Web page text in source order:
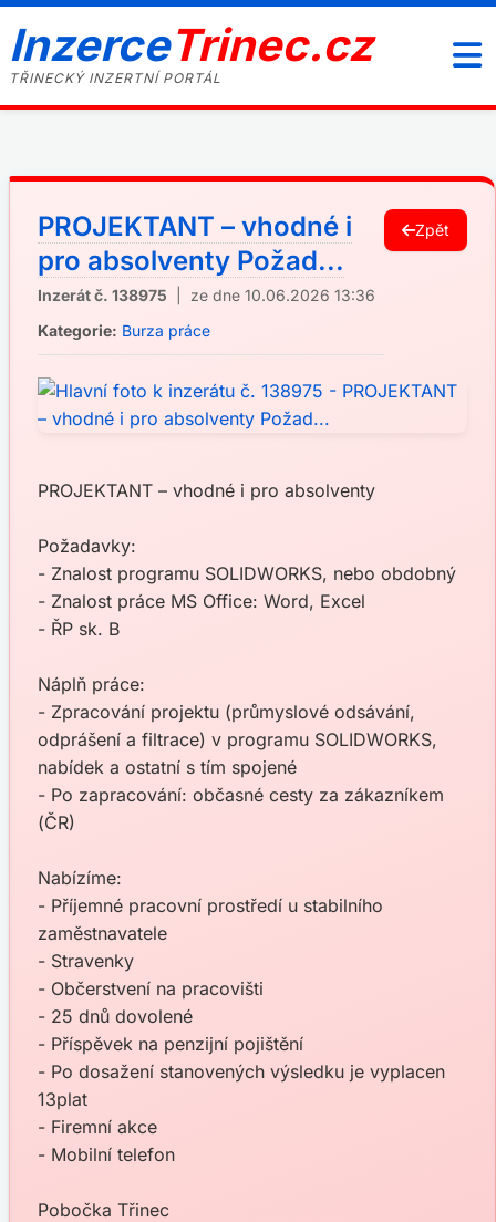
InzerceTrinec.cz
TŘINECKÝ INZERTNÍ PORTÁL
PROJEKTANT – vhodné i
pro absolventy Požad...
Inzerát č. 138975 | ze dne 10.06.2026 13:36
Kategorie: Burza práce
Zpět
PROJEKTANT – vhodné i pro absolventy
Požadavky:
- Znalost programu SOLIDWORKS, nebo obdobný
- Znalost práce MS Office: Word, Excel
- ŘP sk. B
Náplň práce:
- Zpracování projektu (průmyslové odsávání,
odprášení a filtrace) v programu SOLIDWORKS,
nabídek a ostatní s tím spojené
- Po zapracování: občasné cesty za zákazníkem
(ČR)
Nabízíme:
- Příjemné pracovní prostředí u stabilního
zaměstnavatele
- Stravenky
- Občerstvení na pracovišti
- 25 dnů dovolené
- Příspěvek na penzijní pojištění
- Po dosažení stanovených výsledku je vyplacen
13plat
- Firemní akce
- Mobilní telefon
Pobočka Třinec